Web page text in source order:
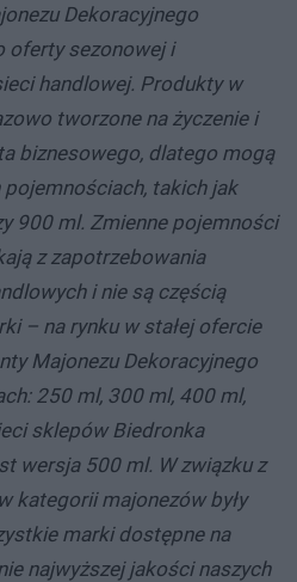
Dekoracyjnego
oferty sezonowej i
handlowej. Produkty w
tworzone na życzenie i
biznesowego, dlatego mogą
takich jak
900 ml. Zmienne pojemności
z zapotrzebowania
i nie są częścią
– na rynku w stałej ofercie
Majonezu Dekoracyjnego
250 ml, 300 ml, 400 ml,
sklepów Biedronka
wersja 500 ml. W związku z
kategorii majonezów były
marki dostępne na
najwyższej jakości naszych